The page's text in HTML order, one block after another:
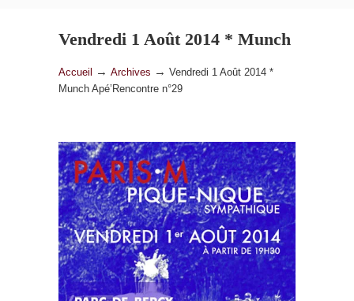
Vendredi 1 Août 2014 * Munch
Apé’Rencontre n°29
Accueil → Archives → Vendredi 1 Août 2014 *
Munch Apé’Rencontre n°29